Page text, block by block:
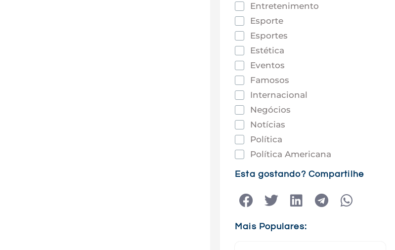
Entretenimento
Esporte
Esportes
Estética
Eventos
Famosos
Internacional
Negócios
Notícias
Política
Política Americana
Saúde
Tecnologia
Viagens
Esta gostando? Compartilhe
Mais Populares: